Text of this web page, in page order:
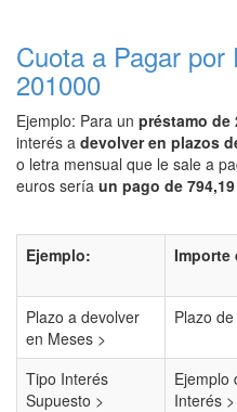
Cuota a Pagar por
201000
Ejemplo: Para un préstamo de
interés a devolver en plazos
o letra mensual que le sale a
euros sería un pago de
Ejemplo: Importe
Plazo a devolver
en Meses >
Plazo
Tipo Interés
Supuesto >
Ejemplo
Interés >